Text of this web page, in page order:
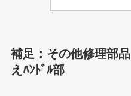
補足：その他修理部
えﾊﾝﾄﾞﾙ部